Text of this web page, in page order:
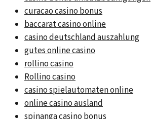
curacao casino bonus
baccarat casino online
casino deutschland auszahlung
gutes online casino
rollino casino
Rollino casino
casino spielautomaten online
online casino ausland
spinanga casino bonus